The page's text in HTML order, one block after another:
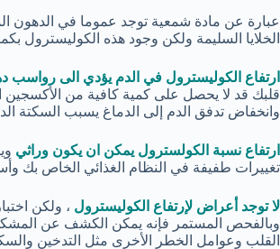
عبارة عن مادة شمعية توجد عموما في الدهون
الخلايا السليمة ولكن وجود هذه الكوليسترول
ارتفاع الكوليسترول في الدم يؤدي الى رواسب
قلبك قد لا يحصل على كمية كافية من الأكسجين
وانخفاض تدفق الدم إلى الدماغ يسبب السكتة
ارتفاع نسبة الكولسترول يمكن ان يكون وراثي
تغييرات طفيفة في النظام الغذائي الخاص بك
لا توجد أعراض لإرتفاع الكوليسترول ، ولكن
وبالفحص المستمر فإنه يمكن الكشف عن
القلب وعوامل الخطر الأخرى مثل التدخين